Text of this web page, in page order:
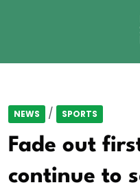
NEWS / SPORTS
Fade out
continue to